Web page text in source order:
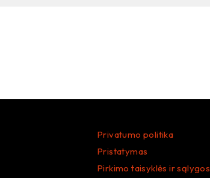
Privatumo politika
Pristatymas
Pirkimo taisyklės ir sąlygos